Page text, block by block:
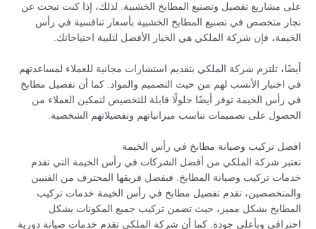
على مشاريع تفصيل وتصنيع المطابخ الخشبية. لذلك، إذا كنت تبحث عن
نجار متخصص في تصنيع المطابخ الخشبية بأسعار تنافسية في رأس
الخيمة، فإن شركة الملكي هي الخيار الأفضل لتلبية احتياجاتك.
أيضًا، تلتزم شركة الملكي بتقديم استشارات مجانية للعملاء لمساعدتهم
في اختيار الأنسب لهم من حيث التصميم والمواد. كما أن تفصيل مطابخ
في رأس الخيمة توفر أيضًا حلولًا قابلة للتخصيص لتمكين العملاء من
الحصول على تصميمات تناسب ميزانياتهم وتفضيلاتهم الشخصية.
افضل تركيب وصيانة مطابخ في رأس الخيمة
تعتبر شركة الملكي من أفضل الشركات في رأس الخيمة التي تقدم
خدمات تركيب وصيانة المطابخ. فبفضل فريقها المحترف من الفنيين
والمتخصصين، تقدم تفصيل مطابخ في رأس الخيمة خدمات تركيب
المطابخ بشكل مميز، حيث تضمن تركيب جميع المكونات بشكل
احترافي وبأعلى جودة. كما أن شركة الملكي تقدم خدمات صيانة دورية